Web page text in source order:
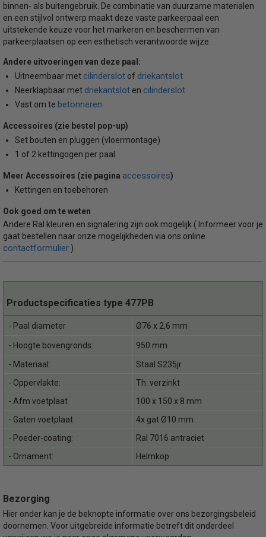
binnen- als buitengebruik. De combinatie van duurzame materialen
en een stijlvol ontwerp maakt deze vaste parkeerpaal een
uitstekende keuze voor het markeren en beschermen van
parkeerplaatsen op een esthetisch verantwoorde wijze.
Andere uitvoeringen van deze paal:
Uitneembaar met cilinderslot of driekantslot
Neerklapbaar met driekantslot en cilinderslot
Vast om te betonneren
Accessoires (zie bestel pop-up)
Set bouten en pluggen (vloermontage)
1 of 2 kettingogen per paal
Meer Accessoires (zie pagina accessoires)
Kettingen en toebehoren
Ook goed om te weten
Andere Ral kleuren en signalering zijn ook mogelijk ( Informeer voor je
gaat bestellen naar onze mogelijkheden via ons online
contactformulier )
Productspecificaties type 477PB
- Paal diameter Ø76 x 2,6 mm
- Hoogte bovengronds:
950 mm
- Materiaal:
Staal S235jr
- Oppervlakte:
Th. verzinkt
- Afm voetplaat
100 x 150 x 8 mm
- Gaten voetplaat
4x gat Ø10 mm
- Poeder-coating:
Ral 7016 antraciet
- Ornament:
Helmkop
Bezorging
Hier onder kan je de beknopte informatie over ons bezorgingsbeleid
doornemen. Voor uitgebreide informatie betreft dit onderdeel